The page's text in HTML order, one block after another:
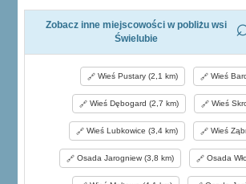
Zobacz inne miejscowości w pobliżu wsi
Świelubie
Wieś Pustary (2,1 km) Wieś
Wieś Dębogard (2,7 km) Wieś
Wieś Lubkowice (3,4 km) Wieś
Osada Jarogniew (3,8 km) Osada